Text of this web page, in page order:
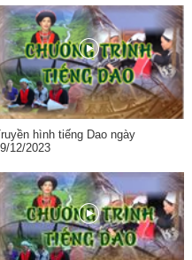
hình tiếng Dao ngày
12/2023